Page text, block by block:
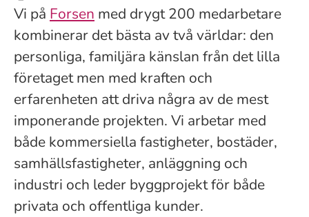
Vi på Forsen med drygt 200 medarbetare
kombinerar det bästa av två världar: den
personliga, familjära känslan från det lilla
företaget men med kraften och
erfarenheten att driva några av de mest
imponerande projekten. Vi arbetar med
både kommersiella fastigheter, bostäder,
samhällsfastigheter, anläggning och
industri och leder byggprojekt för både
privata och offentliga kunder.